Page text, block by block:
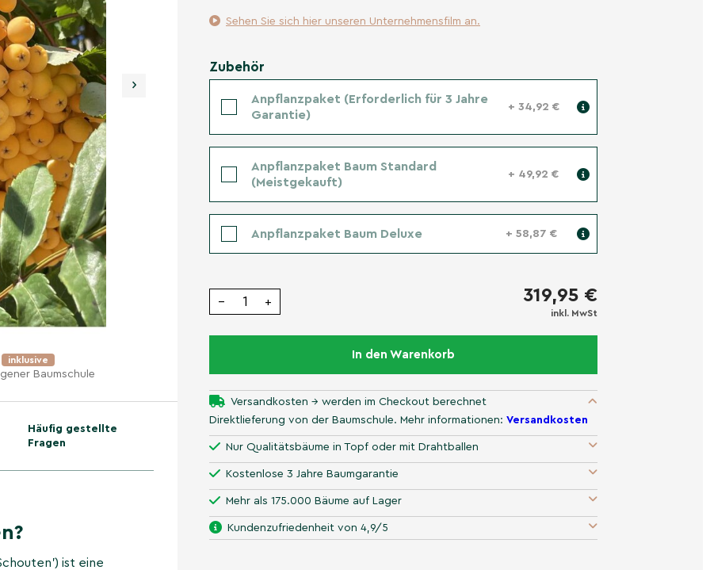
›
inklusive
Baumschule
Häufig gestellte
Fragen
ist eine
Sehen Sie sich hier unseren Unternehmensfilm an.
Zubehör
Anpflanzpaket (Erforderlich für 3 Jahre
Garantie)
+ 34,92 €
Anpflanzpaket Baum Standard
(Meistgekauft)
+ 49,92 €
Anpflanzpaket Baum Deluxe + 58,87 €
− + 319,95 €
inkl. MwSt
In den Warenkorb
Versandkosten → werden im Checkout berechnet
Direktlieferung von der Baumschule. Mehr informationen: Versandkosten
Nur Qualitätsbäume in Topf oder mit Drahtballen
Kostenlose 3 Jahre Baumgarantie
Mehr als 175.000 Bäume auf Lager
Kundenzufriedenheit von 4,9/5